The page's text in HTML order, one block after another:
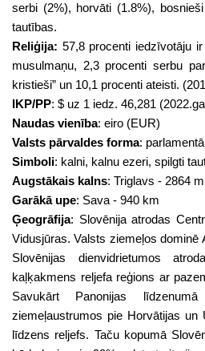
serbi (2%), horvāti (1.8%),
tautības.
Reliģija: 57,8 procenti iedzīvotāju
musulmaņu, 2,3 procenti serbu
kristieši” un 10,1 procenti ateisti.
IKP/PP: $ uz 1 iedz. 46,281
Naudas vienība: eiro (EUR)
Valsts pārvaldes forma:
Simboli: kalni, kalnu ezeri, spilgti
Augstākais kalns: Triglavs - 2864 m
Garākā upe: Sava - 940 km
Ģeogrāfija: Slovēnija atrodas
Vidusjūras. Valsts ziemeļos dominē
Slovēnijas dienvidrietumos
kaļķakmens reljefa reģions ar
Savukārt Panonijas
ziemeļaustrumos pie Horvātijas un
līdzens reljefs. Taču kopumā